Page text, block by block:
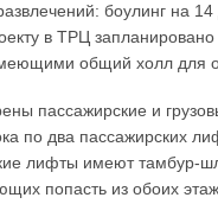
боулинг на
в ТРЦ
общий холл для
пассажирские и
по два пассажирских
лифты имеют тамбур-
попасть из обоих